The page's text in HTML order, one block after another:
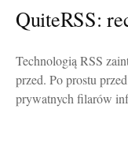
QuiteRSS:
Technologią RSS
przed. Po prostu
prywatnych filarów